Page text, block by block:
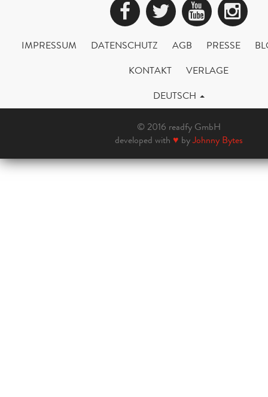
Facebook
Twitter
IMPRESSUM DATENSCHUTZ AGB PRESSE
KONTAKT
VERLAGE
DEUTSCH
© 2016 readfy GmbH
developed with ♥ byJohnny Bytes